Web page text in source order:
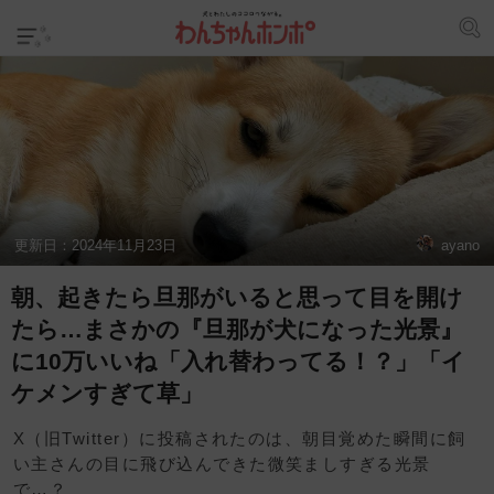
更新日： 2024年11月23日 ayano
朝、起きたら旦那がいると思って目を開け
たら…まさかの『旦那が犬になった光景』
に10万いいね「入れ替わってる！？」「イ
ケメンすぎて草」
X（旧Twitter）に投稿されたのは、朝目覚めた瞬間に飼
い主さんの目に飛び込んできた微笑ましすぎる光景
で…？